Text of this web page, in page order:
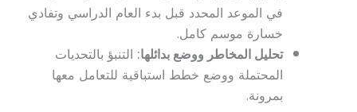
في الموعد المحدد قبل بدء العام الدراسي وتفادي
خسارة موسم كامل.
تحليل المخاطر ووضع بدائلها:التنبؤ بالتحديات
المحتملة ووضع خطط استباقية للتعامل معها
بمرونة.